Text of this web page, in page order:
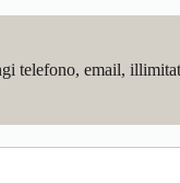
telefono, email,